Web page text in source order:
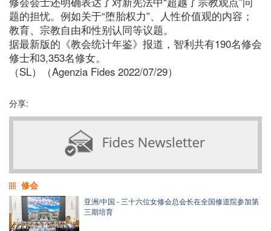
题的担忧。例如关于“堕胎权力”、人性价值观的内容；
教育、宗教自由和性别认同等议题。
据最新版的《教会统计年鉴》报道，智利共有190名修会
修士和3,353名修女。
（SL）（Agenzia Fides 2022/07/29）
分享:
修会
亚洲/中国 - 三十六位女修会总会长在全国修道院参加第
三期培育